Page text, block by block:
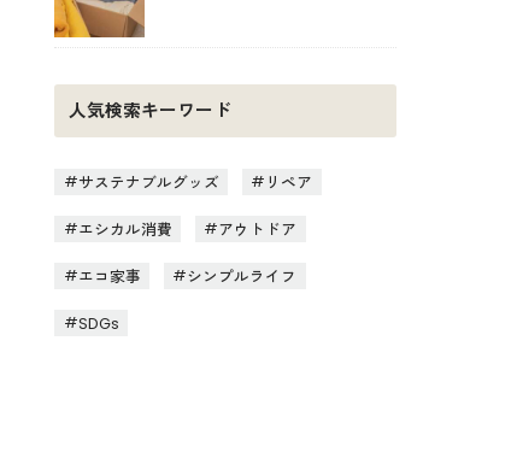
人気検索キーワード
サステナブルグッズ リペア
エシカル消費 アウトドア
エコ家事 シンプルライフ
SDGs